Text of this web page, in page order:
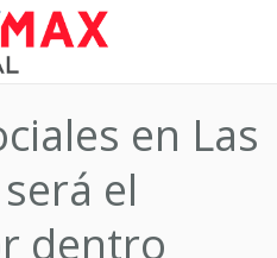
en Las
el
dentro